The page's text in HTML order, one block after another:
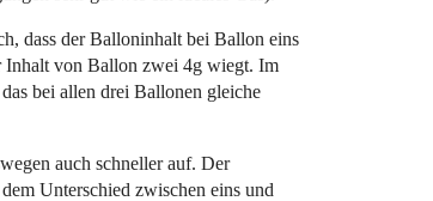
dass der Balloninhalt bei Ballon eins
Inhalt von Ballon zwei 4g wiegt. Im
bei allen drei Ballonen gleiche
auch schneller auf. Der
Unterschied zwischen eins und